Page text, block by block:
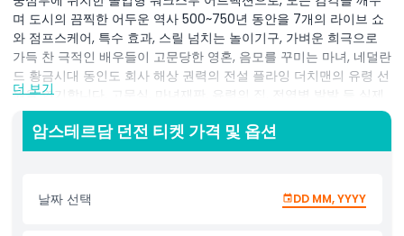
며 도시의 끔찍한 어두운 역사 500~750년 동안을 7개의 라이브 쇼
와 점프스케어, 특수 효과, 스릴 넘치는 놀이기구, 가벼운 희극으로
가득 찬 극적인 배우들이 고문당한 영혼, 음모를 꾸미는 마녀, 네덜란
드 황금시대 동인도 회사 해상 권력의 전설 플라잉 더치맨의 유령 선
원을 연기합니다. 고문실, 마녀재판, 유령의 집, 전염병 발발 등 실제
역사적 사건이 생생하게 살아 숨 쉬는 으스스한 세트를 통해 여행하
세요. 안개, 갑작스런 낙하, 심장 두근거리는 소리 속에서 모조 심문
과 저주받은 유물 같은 직접 체험도 있으며, 이 50분 어드벤처는 밤
다. 으스스한 사실과 유쾌한 공포를 안전한 중심지 위치에서 결합한
이 투어는 운하 유람선 후 이상적이며, 뛰어난 배우와 효과가 쉽게
더 보기
암스테르담 던전 티켓 가격 및 옵션
날짜 선택 DD MM, YYYY